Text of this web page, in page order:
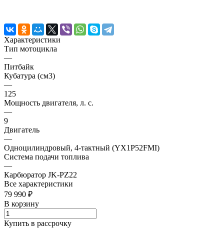
Характеристики
Тип мотоцикла
—
Питбайк
Кубатура (см3)
—
125
Мощность двигателя, л. с.
—
9
Двигатель
—
Одноцилиндровый, 4-тактный (YX1P52FMI)
Система подачи топлива
—
Карбюратор JK-PZ22
Все характеристики
79 990 ₽
В корзину
Купить в рассрочку